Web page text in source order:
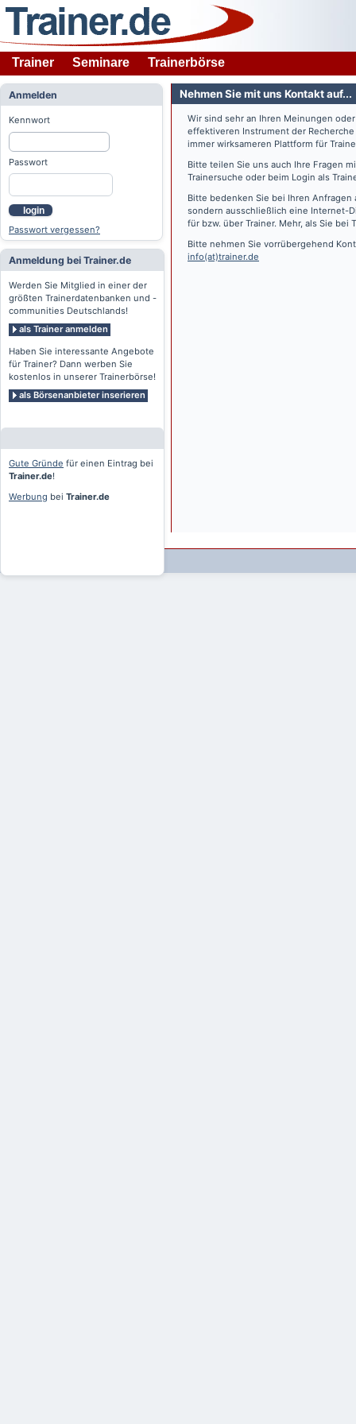
Trainer Seminare Trainerbörse
Anmelden
Kennwort
Passwort
login
Passwort vergessen?
Anmeldung bei Trainer.de
Werden Sie Mitglied in einer der
größten Trainerdatenbanken und -
communities Deutschlands!
als Trainer anmelden
Haben Sie interessante Angebote
für Trainer? Dann werben Sie
kostenlos in unserer Trainerbörse!
als Börsenanbieter inserieren
Gute Gründe für einen Eintrag bei
Trainer.de!
Werbung bei Trainer.de
Nehmen Sie mit uns Kontakt auf...
Wir sind sehr an Ihren Meinungen
effektiveren Instrument der
immer wirksameren Plattform für
Bitte teilen Sie uns auch Ihre Fragen
Trainersuche oder beim Login als
Bitte bedenken Sie bei Ihren
sondern ausschließlich eine Internet-
für bzw. über Trainer. Mehr, als Sie bei
Bitte nehmen Sie vorrübergehend
info(at)trainer.de